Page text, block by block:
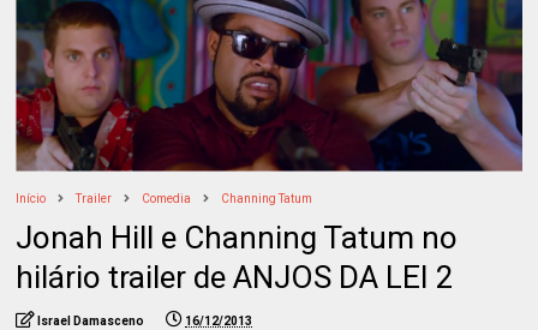
Início Trailer Comedia Channing Tatum
Jonah Hill e Channing Tatum no
hilário trailer de ANJOS DA LEI 2
Israel Damasceno 16/12/2013